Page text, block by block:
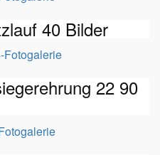
40 Bilder
22 90